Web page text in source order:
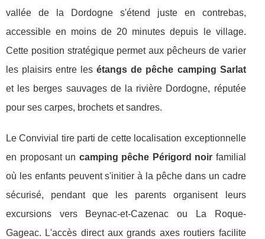
vallée de la Dordogne s'étend juste en contrebas,
accessible en moins de 20 minutes depuis le village.
Cette position stratégique permet aux pêcheurs de varier
les plaisirs entre lesétangs de pêche camping Sarlat
et les berges sauvages de la rivière Dordogne, réputée
pour ses carpes, brochets et sandres.
Le Convivial tire parti de cette localisation exceptionnelle
en proposant un camping pêche Périgord noir familial
où les enfants peuvent s'initier à la pêche dans un cadre
sécurisé, pendant que les parents organisent leurs
excursions vers Beynac-et-Cazenac ou La Roque-
Gageac. L'accès direct aux grands axes routiers facilite